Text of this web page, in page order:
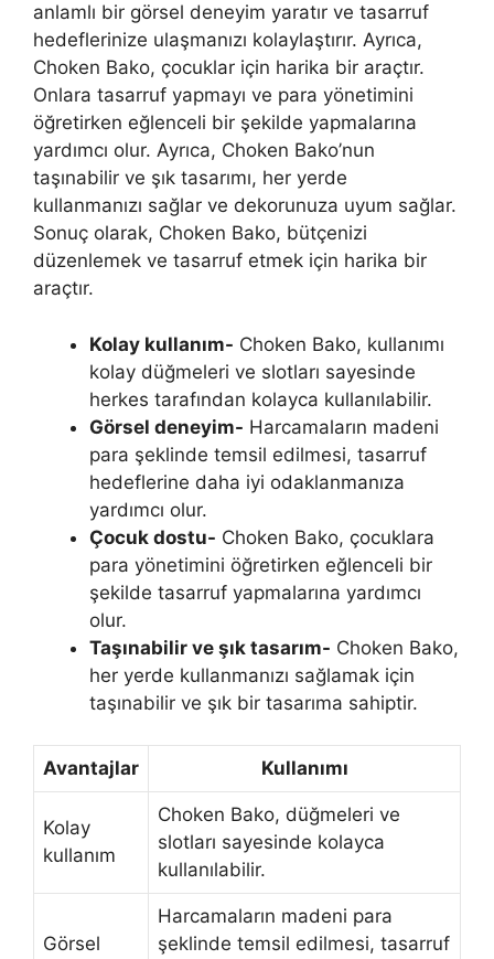
anlamlı bir görsel deneyim yaratır ve tasarruf
hedeflerinize ulaşmanızı kolaylaştırır. Ayrıca,
Choken Bako, çocuklar için harika bir araçtır.
Onlara tasarruf yapmayı ve para yönetimini
öğretirken eğlenceli bir şekilde yapmalarına
yardımcı olur. Ayrıca, Choken Bako’nun
taşınabilir ve şık tasarımı, her yerde
kullanmanızı sağlar ve dekorunuza uyum sağlar.
Sonuç olarak, Choken Bako, bütçenizi
düzenlemek ve tasarruf etmek için harika bir
araçtır.
Kolay kullanım- Choken Bako, kullanımı
kolay düğmeleri ve slotları sayesinde
herkes tarafından kolayca kullanılabilir.
Görsel deneyim- Harcamaların madeni
para şeklinde temsil edilmesi, tasarruf
hedeflerine daha iyi odaklanmanıza
yardımcı olur.
Çocuk dostu- Choken Bako, çocuklara
para yönetimini öğretirken eğlenceli bir
şekilde tasarruf yapmalarına yardımcı
olur.
Taşınabilir ve şık tasarım- Choken Bako,
her yerde kullanmanızı sağlamak için
taşınabilir ve şık bir tasarıma sahiptir.
Avantajlar Kullanımı
Kolay
kullanım
Choken Bako, düğmeleri ve
slotları sayesinde kolayca
kullanılabilir.
Görsel
Harcamaların madeni para
şeklinde temsil edilmesi, tasarruf